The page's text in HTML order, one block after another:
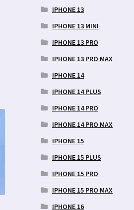
IPHONE 13
IPHONE 13 MINI
IPHONE 13 PRO
IPHONE 13 PRO MAX
IPHONE 14
IPHONE 14 PLUS
IPHONE 14 PRO
IPHONE 14 PRO MAX
IPHONE 15
IPHONE 15 PLUS
IPHONE 15 PRO
IPHONE 15 PRO MAX
IPHONE 16